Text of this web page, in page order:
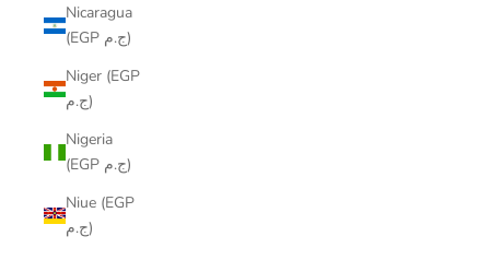
Nicaragua
(EGP ج.م)
Niger (EGP
ج.م)
Nigeria
(EGP ج.م)
Niue (EGP
ج.م)